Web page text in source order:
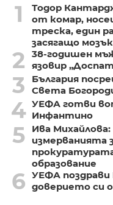
1
Тодор
от комар,
треска, един
засягащо
2
38-годишен
язовир
3
България
Света
4 УЕФА готви
Инфантино
5
Ива
измерванията
образование
6 УЕФА
доверието си